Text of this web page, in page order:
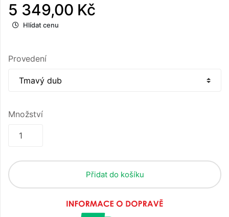
5 349,00 Kč
Hlídat cenu
Provedení
Množství
Přidat do košíku